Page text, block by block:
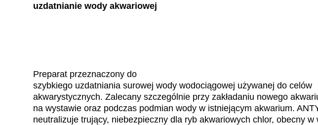
uzdatnianie wody akwariowej
Preparat przeznaczony do
szybkiego uzdatniania surowej wody wodociągowej używanej do celów
akwarystycznych. Zalecany szczególnie przy zakładaniu nowego
na wystawie oraz podczas podmian wody w istniejącym akwarium.
neutralizuje trujący, niebezpieczny dla ryb akwariowych chlor, obecny w